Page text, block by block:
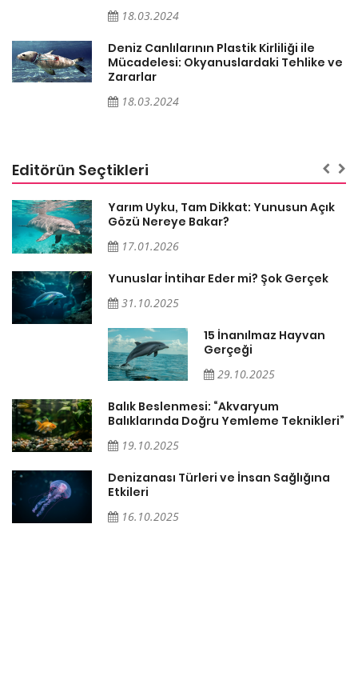
18.03.2024
Deniz Canlılarının Plastik Kirliliği ile
Mücadelesi: Okyanuslardaki Tehlike ve
Zararlar
18.03.2024
Editörün Seçtikleri
Yarım Uyku, Tam Dikkat: Yunusun Açık
Gözü Nereye Bakar?
17.01.2026
Yunuslar İntihar Eder mi? Şok Gerçek
31.10.2025
15 İnanılmaz Hayvan
Gerçeği
29.10.2025
Balık Beslenmesi: “Akvaryum
Balıklarında Doğru Yemleme Teknikleri”
19.10.2025
Denizanası Türleri ve İnsan Sağlığına
Etkileri
16.10.2025